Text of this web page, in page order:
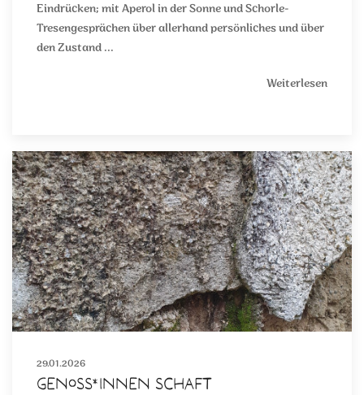
Eindrücken; mit Aperol in der Sonne und Schorle-
Tresengesprächen über allerhand persönliches und über
den Zustand ...
Weiterlesen
29.01.2026
Genoss*innen schaft